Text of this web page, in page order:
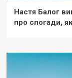
Настя Балог
про спогади,